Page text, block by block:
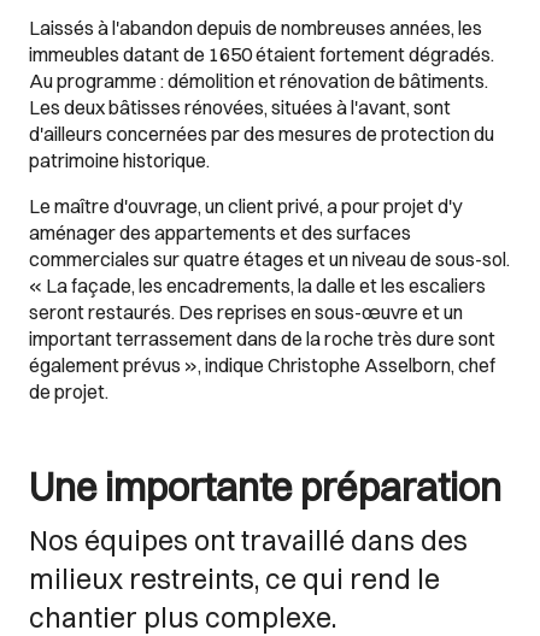
Laissés à l'abandon depuis de nombreuses années, les
immeubles datant de 1650 étaient fortement dégradés.
Au programme : démolition et rénovation de bâtiments.
Les deux bâtisses rénovées, situées à l'avant, sont
d'ailleurs concernées par des mesures de protection du
patrimoine historique.
Le maître d'ouvrage, un client privé, a pour projet d'y
aménager des appartements et des surfaces
commerciales sur quatre étages et un niveau de sous-sol.
« La façade, les encadrements, la dalle et les escaliers
seront restaurés. Des reprises en sous-œuvre et un
important terrassement dans de la roche très dure sont
également prévus », indique Christophe Asselborn, chef
de projet.
Une importante préparation
Nos équipes ont travaillé dans des
milieux restreints, ce qui rend le
chantier plus complexe.